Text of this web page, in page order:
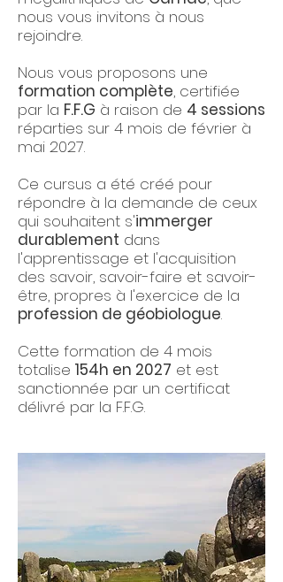
nous vous invitons à nous
rejoindre.
Nous vous proposons une
formation complète, certifiée
par la F.F.G à raison de 4 sessions
réparties sur 4 mois de février à
mai 2027.
Ce cursus a été créé pour
répondre à la demande de ceux
qui souhaitent s'immerger
durablement dans
l'apprentissage et l'acquisition
des savoir, savoir-faire et savoir-
être, propres à l'exercice de la
profession de géobiologue.
Cette formation de 4 mois
totalise 154h en 2027 et est
sanctionnée par un certificat
délivré par la F.F.G.